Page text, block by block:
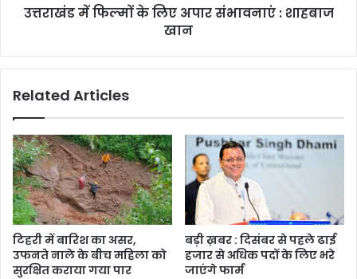
खानउत्तराखंड में फिल्मों के लिए अपार संभावनाएं : शाहबाज
खान
Related Articles
टिहरी में बारिश का असर,
उफनते नाले के बीच महिला को
सुरक्षित कराया गया पार
बड़ी ख़बर : दिसंबर से पहले ढाई
हजार से अधिक पदों के लिए भरे
जाएंगे फार्म